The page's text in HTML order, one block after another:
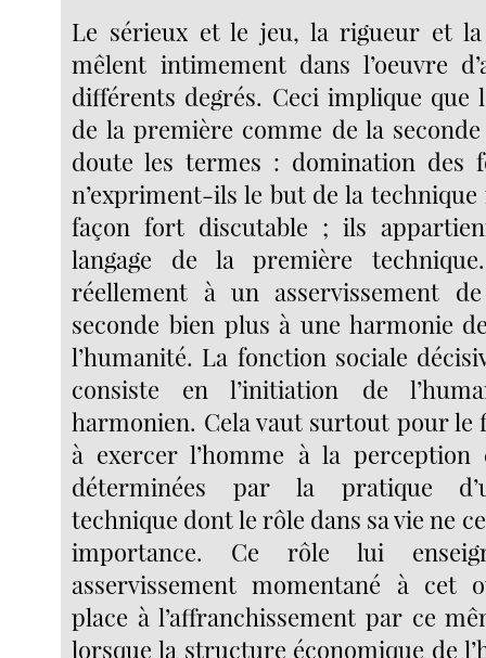
Le sérieux et le jeu, la rigueur et
mêlent intimement dans l’oeuvre
différents degrés. Ceci implique que
de la première comme de la
doute les termes : domination des
n’expriment-ils le but de la
façon fort discutable ; ils
langage de la première
réellement à un asservissement
seconde bien plus à une harmonie
l’humanité. La fonction sociale
consiste en l’initiation de
harmonien. Cela vaut surtout pour
à exercer l’homme à la
déterminées par la pratique
technique dont le rôle dans sa vie ne
importance. Ce rôle lui
asservissement momentané à cet
place à l’affranchissement par ce
lorsque la structure économique de